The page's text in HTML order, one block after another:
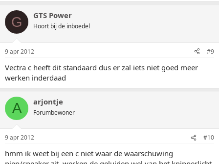
G GTS Power
Hoort bij de inboedel
9 apr 2012 #9
Vectra c heeft dit standaard dus er zal iets niet goed meer
werken inderdaad
A arjontje
Forumbewoner
9 apr 2012 #10
hmm ik weet bij een c niet waar de waarschuwing